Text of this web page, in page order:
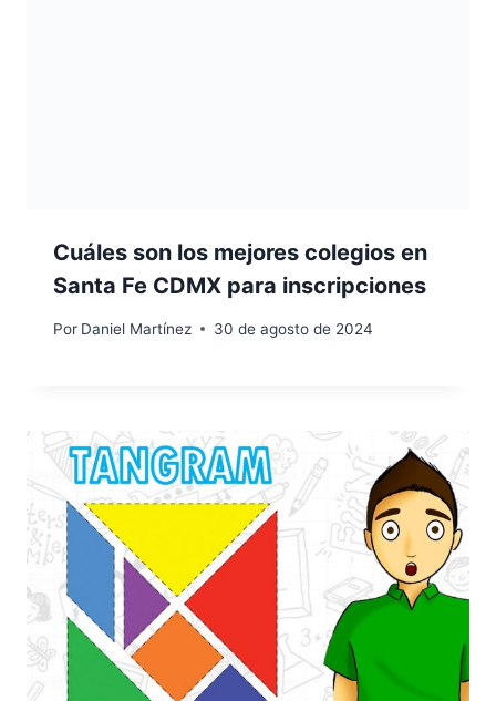
Cuáles son los mejores colegios en
Santa Fe CDMX para inscripciones
Por Daniel Martínez 30 de agosto de 2024